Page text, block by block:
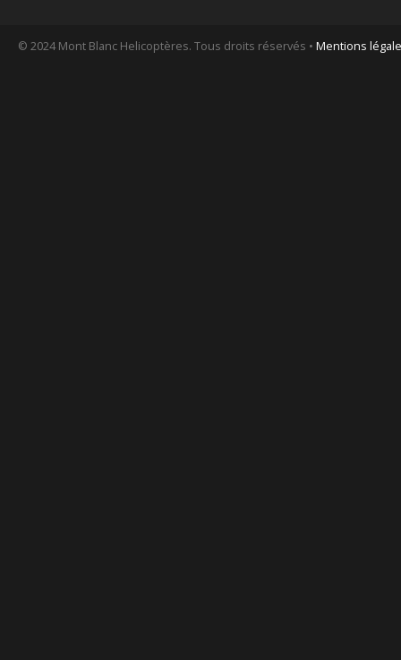
© 2024 Mont Blanc Helicoptères. Tous droits réservés • Mentions